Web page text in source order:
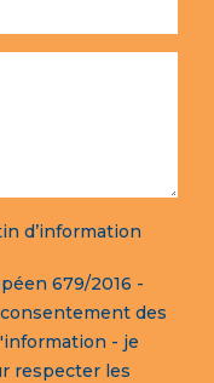
d’information
679/2016 -
des
- je
respecter les